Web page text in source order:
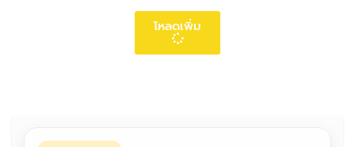
โหลดเพิ่ม